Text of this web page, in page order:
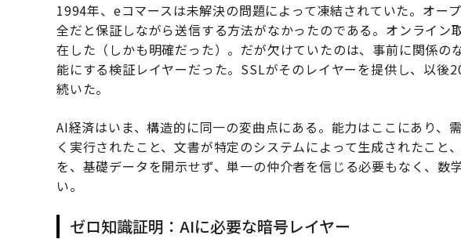
1994年、eコマースは未解決の問題によって凍結されていた。オー
全だと保証しながら送信する方法がなかったのである。オンライン
在した（しかも明確だった）。だが欠けていたのは、事前に関係の
能にする検証レイヤーだった。SSLがそのレイヤーを提供し、以後
続いた。
AI経済はいま、構造的に同一の変曲点にある。能力はここにあり、
く実行されたこと、文書が特定のシステムによって生成されたこと
を、基礎データを開示せず、単一の仲介者を信じる必要もなく、数
い。
ゼロ知識証明：AIに必要な暗号レイヤー